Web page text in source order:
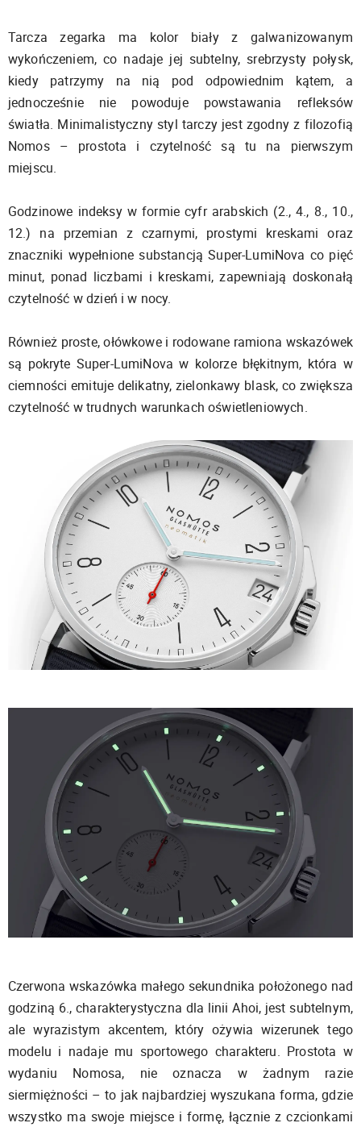
Tarcza zegarka ma kolor biały z galwanizowanym
wykończeniem, co nadaje jej subtelny, srebrzysty połysk,
kiedy patrzymy na nią pod odpowiednim kątem, a
jednocześnie nie powoduje powstawania refleksów
światła. Minimalistyczny styl tarczy jest zgodny z filozofią
Nomos – prostota i czytelność są tu na pierwszym
miejscu.
Godzinowe indeksy w formie cyfr arabskich (2., 4., 8., 10.,
12.) na przemian z czarnymi, prostymi kreskami oraz
znaczniki wypełnione substancją Super-LumiNova co pięć
minut, ponad liczbami i kreskami, zapewniają doskonałą
czytelność w dzień i w nocy.
Również proste, ołówkowe i rodowane ramiona wskazówek
są pokryte Super-LumiNova w kolorze błękitnym, która w
ciemności emituje delikatny, zielonkawy blask, co zwiększa
czytelność w trudnych warunkach oświetleniowych.
Czerwona wskazówka małego sekundnika położonego nad
godziną 6., charakterystyczna dla linii Ahoi, jest subtelnym,
ale wyrazistym akcentem, który ożywia wizerunek tego
modelu i nadaje mu sportowego charakteru. Prostota w
wydaniu Nomosa, nie oznacza w żadnym razie
siermiężności – to jak najbardziej wyszukana forma, gdzie
wszystko ma swoje miejsce i formę, łącznie z czcionkami